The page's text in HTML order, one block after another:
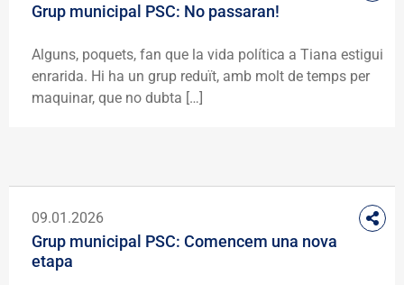
Grup municipal PSC: No passaran!
Alguns, poquets, fan que la vida política a Tiana estigui
enrarida. Hi ha un grup reduït, amb molt de temps per
maquinar, que no dubta […]
09.01.2026
Grup municipal PSC: Comencem una nova
etapa